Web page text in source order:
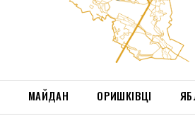
МАЙДАН ОРИШКІВЦІ